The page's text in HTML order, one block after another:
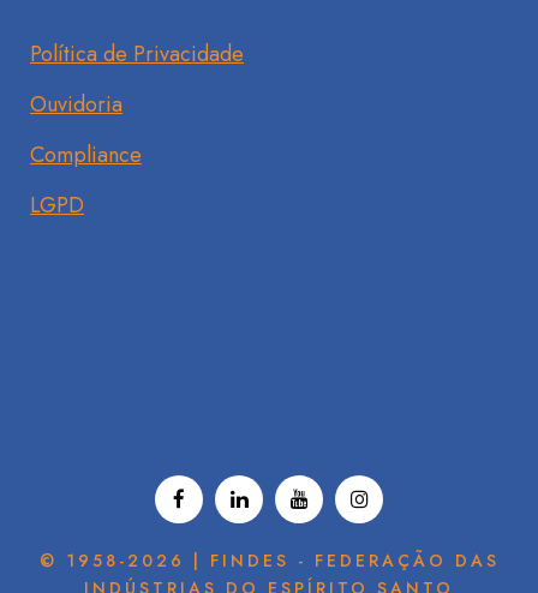
Política de Privacidade
Ouvidoria
Compliance
LGPD
© 1958-2026 | FINDES - FEDERAÇÃO DAS